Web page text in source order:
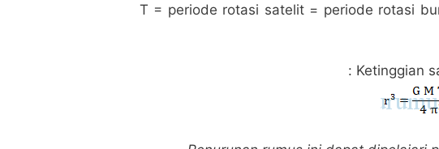
T = periode rotasi satelit = periode rotasi
Ketinggian